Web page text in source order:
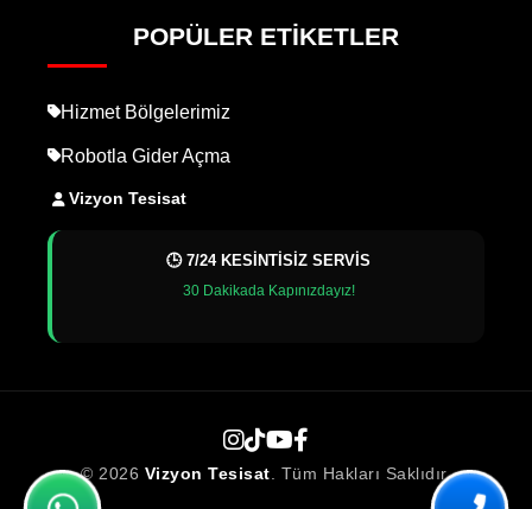
POPÜLER ETIKETLER
Hizmet Bölgelerimiz
Robotla Gider Açma
Vizyon Tesisat
🕒 7/24 KESİNTİSİZ SERVİS
30 Dakikada Kapınızdayız!
© 2026 Vizyon Tesisat. Tüm Hakları Saklıdır.